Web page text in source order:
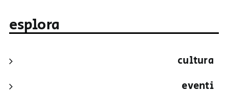
esplora
cultura
eventi